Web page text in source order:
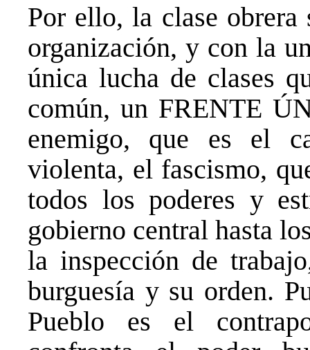
Por ello, la clase obrera
organización, y con la
única lucha de clases
común, un FRENTE
enemigo, que es el
violenta, el fascismo,
todos los poderes y
gobierno central hasta
la inspección de
burguesía y su orden.
Pueblo es el